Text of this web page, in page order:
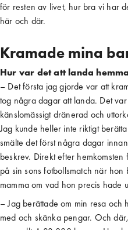
för resten av livet, hur bra vi har
här och där.
Kramade mina
Hur var det att landa
– Det första jag gjorde var att
tog några dagar att landa. Det
känslomässigt dränerad och
Jag kunde heller inte riktigt
smälte det först några dagar
beskrev. Direkt efter
på sin sons fotbollsmatch när
mamma om vad hon precis hade
– Jag berättade om min resa
med och skänka pengar. Och